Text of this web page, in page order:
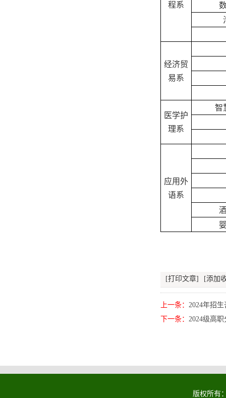
程系
经济贸
易系
医学护
理系
智
应用外
语系
[打印文章] [添加
上一条： 2024年招
下一条： 2024级高
版权所有